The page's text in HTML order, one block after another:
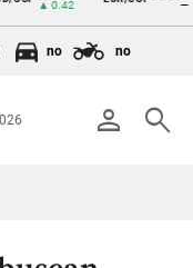
▲ 0.42
no no
person search